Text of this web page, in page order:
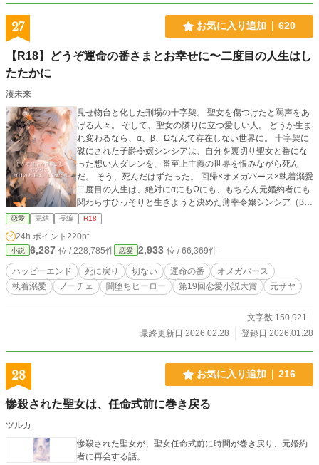
27 お気に入り追加 620
【R18】どうぞ運命の番さまとお幸せに〜二度目の人生はし
たたかに
湊未来
見せ物台と化した刑場の十字架。 聖女を傷つけたと罵声をあ
げる人々。 そして、聖女の隣りに立つ愛しい人。 どうか生ま
れ変わるなら、α、β、Ωなんて存在しない世界に。 十字架に
磔にされた子爵令嬢シンシアは、自分を裏切り聖女と番にな
った想い人ダレンを、番至上主義の世界を恨みながら死ん
だ。 そう、死んだはずだった。 回帰×オメガバース×執着溺愛
二度目の人生は、絶対にαにもΩにも、もちろん元婚約者にも
関わらずひっそりと生きようと決めた薄幸令嬢シンシア（β）
× 二度目の人生ではシンシアに異常な執着を見せる天才魔術
士公爵ダレン（α） 果たして、シンシアは闇堕ちしたダレン
の執着溺愛から逃れられるのか？ ・R18シーンには※をつけ
ます。 【本作のオメガバース 設定】 オメガバースとは、生
殖形質と性別が別に存在する架空の世界観である。 人は生ま
れながらにして α（アルファ）／β（ベータ）／Ω（オメガ）
のいずれかの “第二の性” を持ち、それは身体的特性・社会的
位が高く、支配的・優位な立場とされることが多い •身体能力
やフェロモンが強い •番（つがい）になったΩを護り、独占す
層 •生殖能力は通常の男女と変わらない ● Ω（オメガ） •生殖
能力に優れ、妊娠しやすい体質 •発情期（ヒート） があり、α
αの本能を刺激し支配・独占の対象となりやすい •社会によっ
に成立する強固な絆の関係。 •身体的・精神的な結びつきが強
化される。 •ヒート時の性交および、噛み跡（マーキング）で
恋愛 完結 長編 R18
24h.ポイント 220pt
小説 6,287 位 / 228,785件 恋愛 2,933 位 / 66,369件
ハッピーエンド 死に戻り 切ない 運命の番
オメガバース
執着溺愛
ノーチェ 闇堕ちヒーロー 第19回恋愛小説大賞 元サヤ
文字数 150,921
最終更新日 2026.02.28
登録日 2026.01.28
28 お気に入り追加 216
惨殺された聖女は、任命式前に巻き戻る
ツルカ
惨殺された聖女が、聖女任命式前に時間が巻き戻り、元婚約
者に再会する話。